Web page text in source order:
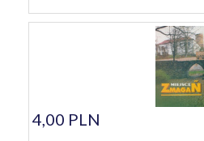
4,00 PLN